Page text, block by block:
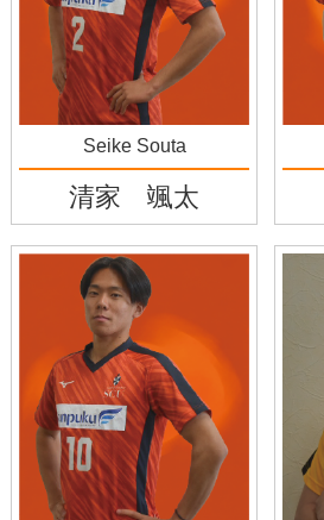
Seike Souta
清家 颯太